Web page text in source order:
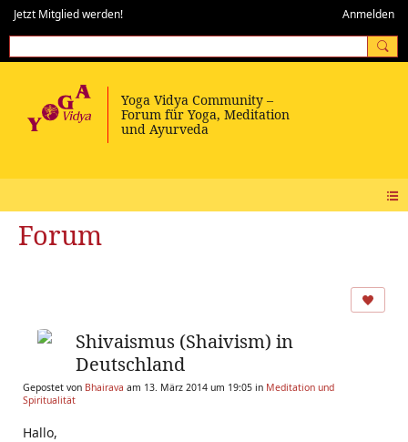
Jetzt Mitglied werden! Anmelden
Forum
Shivaismus (Shaivism) in
Deutschland
Gepostet von Bhairava am 13. März 2014 um 19:05 in Meditation und
Spiritualität
Hallo,